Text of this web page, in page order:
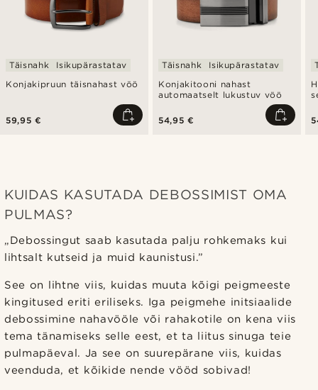
Konjakipruun täisnahast vöö
Täisnahk Isikupärastatav
59,95 €
Konjakitooni nahast
automaatselt lukustuv vöö
Täisnahk Isikupärastatav
54,95 €
KUIDAS KASUTADA DEBOSSIMIST OMA
PULMAS?
„Debossingut saab kasutada palju rohkemaks kui
lihtsalt kutseid ja muid kaunistusi.”
See on lihtne viis, kuidas muuta kõigi peigmeeste
kingitused eriti eriliseks. Iga peigmehe initsiaalide
debossimine nahavööle või rahakotile on kena viis
tema tänamiseks selle eest, et ta liitus sinuga teie
pulmapäeval. Ja see on suurepärane viis, kuidas
veenduda, et kõikide nende vööd sobivad!